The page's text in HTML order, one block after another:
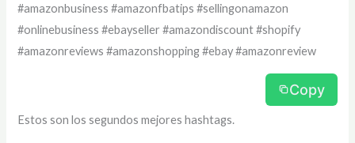
#amazonbusiness #amazonfbatips #sellingonamazon
#onlinebusiness #ebayseller #amazondiscount #shopify
#amazonreviews #amazonshopping #ebay #amazonreview
Copy
Estos son los segundos mejores hashtags.